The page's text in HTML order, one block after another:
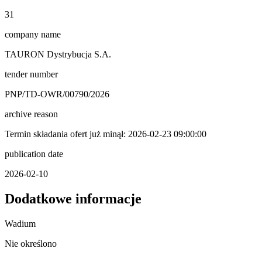
31
company name
TAURON Dystrybucja S.A.
tender number
PNP/TD-OWR/00790/2026
archive reason
Termin składania ofert już minął: 2026-02-23 09:00:00
publication date
2026-02-10
Dodatkowe informacje
Wadium
Nie określono